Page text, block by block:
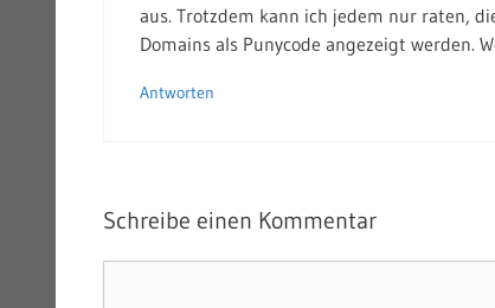
aus. Trotzdem kann ich jedem nur raten,
Domains als Punycode angezeigt werden.
Antworten
Schreibe einen Kommentar